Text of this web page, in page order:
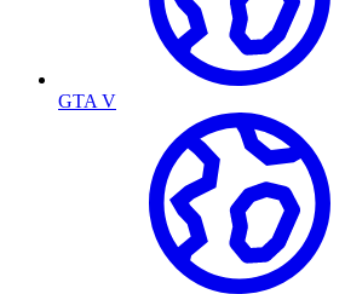
GTA V